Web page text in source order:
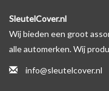
Geschikt voor o.a. de
* Afhankelijk van het
voorbeeld in de
SleutelCover.nl
Wij bieden een groot
alle automerken. Wij
info@sleutelcover.nl